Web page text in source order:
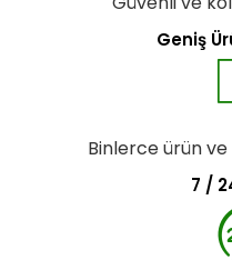
Geniş
Binlerce ürün
7 /